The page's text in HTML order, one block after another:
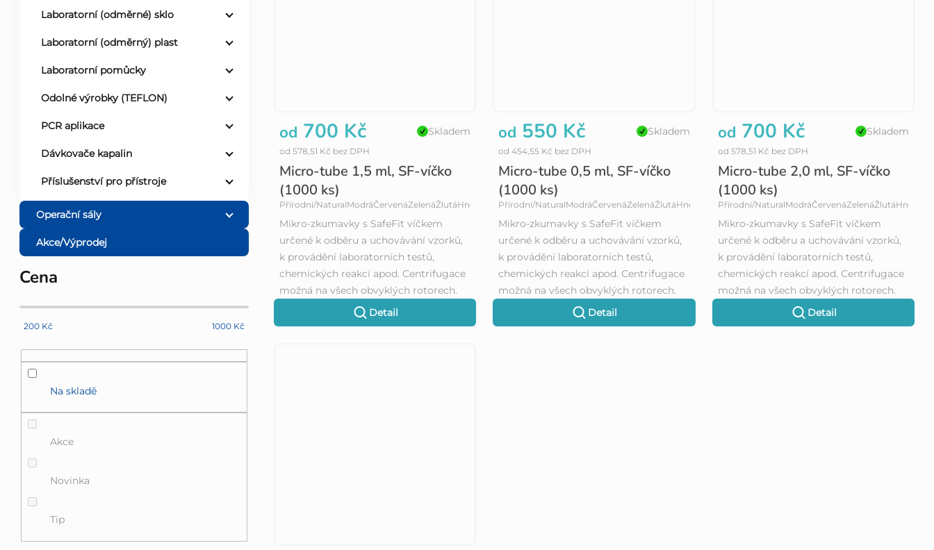
Laboratorní (odměrné) sklo
Laboratorní (odměrný) plast
Laboratorní pomůcky
Odolné výrobky (TEFLON)
PCR aplikace
Dávkovače kapalin
Příslušenství pro přístroje
Operační sály
Akce/Výprodej
Cena
200 Kč 1000 Kč
Na skladě
Akce
Novinka
Tip
Micro-tube 1,5 ml, SF-víčko
(1000 ks)
Skladem
od 578,51 Kč bez DPH
od 700 Kč
Přírodní/NaturalModráČervenáZelenáŽlutáHnědá/Amber
Detail
Mikro-zkumavky s SafeFit víčkem
určené k odběru a uchovávání vzorků,
k provádění laboratorních testů,
chemických reakcí apod. Centrifugace
možná na všech obvyklých rotorech.
Micro-tube 0,5 ml, SF-víčko
(1000 ks)
Skladem
od 454,55 Kč bez DPH
od 550 Kč
Přírodní/NaturalModráČervenáZelenáŽlutáHnědá/Amber
Detail
Mikro-zkumavky s SafeFit víčkem
určené k odběru a uchovávání vzorků,
k provádění laboratorních testů,
chemických reakcí apod. Centrifugace
možná na všech obvyklých rotorech.
Micro-tube 2,0 ml, SF-víčko
(1000 ks)
Skladem
od 578,51 Kč bez DPH
od 700 Kč
Přírodní/NaturalModráČervenáZelenáŽlutáHnědá/
Detail
Mikro-zkumavky s SafeFit víčkem
určené k odběru a uchovávání vzorků,
k provádění laboratorních testů,
chemických reakcí apod. Centrifugace
možná na všech obvyklých rotorech.